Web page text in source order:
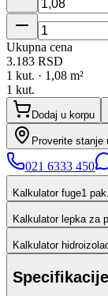
Ukupna cena
3.183 RSD
1 kut. · 1,08 m²
1 kut.
Dodaj u korpu
Proverite stanje
021 6333 450
Kalkulator fuge1
Kalkulator lepka za
Kalkulator
Specifikacije